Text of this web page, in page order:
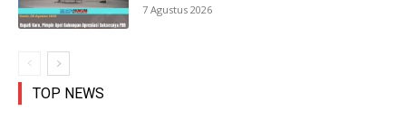
7 Agustus 2026
TOP NEWS